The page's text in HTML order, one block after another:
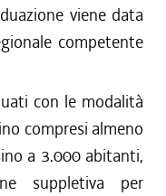
viene data
competente
con le modalità
compresi almeno
a 3.000 abitanti,
suppletiva per